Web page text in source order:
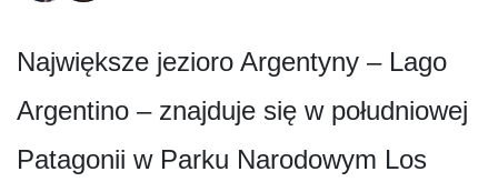
Największe jezioro Argentyny – Lago
Argentino – znajduje się w południowej
Patagonii w Parku Narodowym Los